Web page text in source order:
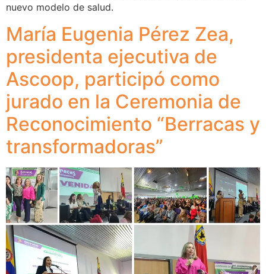
nuevo modelo de salud.
María Eugenia Pérez Zea,
presidenta ejecutiva de
Ascoop, participó como
jurado en la Ceremonia de
Reconocimiento “Berracas y
transformadoras”